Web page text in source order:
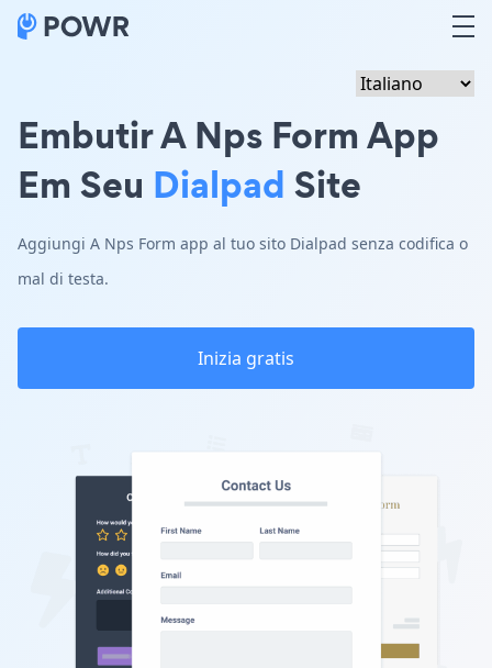
Embutir A Nps Form App
Em Seu Dialpad Site
Aggiungi A Nps Form app al tuo sito Dialpad senza codifica o
mal di testa.
Inizia gratis